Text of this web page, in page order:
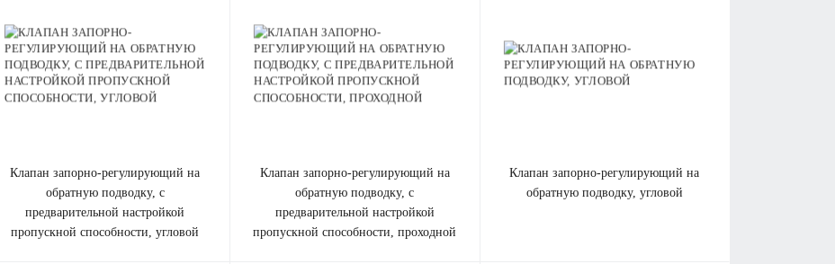
клапан запорно-регулирующий на
обратную подводку, с
предварительной настройкой
пропускной способности, угловой
клапан запорно-регулирующий на
обратную подводку, с
предварительной настройкой
пропускной способности, проходной
клапан запорно-регулирующий на
обратную подводку, угловой